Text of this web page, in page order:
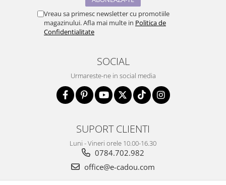
Vreau sa primesc newsletter cu promotiile
magazinului. Afla mai multe in Politica de
Confidentialitate
SOCIAL
Urmareste-ne in social media
SUPORT CLIENTI
Luni - Vineri orele 10.00-16.30
0784.702.982
office@e-cadou.com